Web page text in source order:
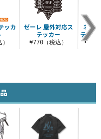
ッカ
ゼーレ 屋外対応ス
テッカー
¥770（税込）
ネル
ティン